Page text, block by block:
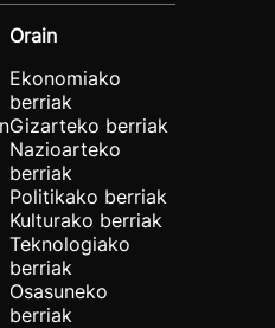
Orain
Ekonomiako
berriak
Gizarteko berriak
Nazioarteko
berriak
Politikako berriak
Kulturako berriak
Teknologiako
berriak
Osasuneko
berriak